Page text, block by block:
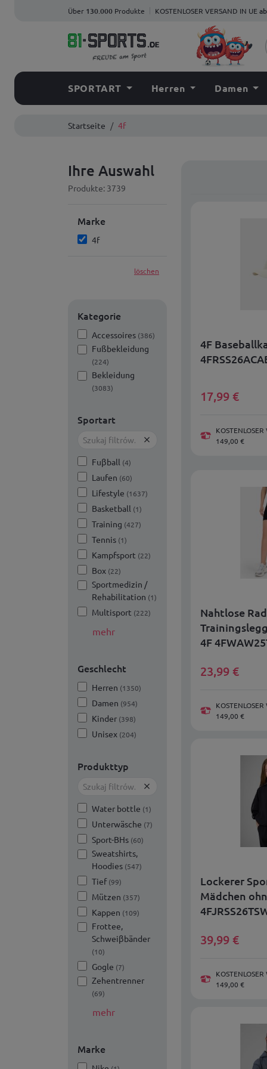
Über 130.000 Produkte KOSTENLOSER VERSAND IN UE
SPORTART Herren Damen
Startseite 4f
Ihre Auswahl
Produkte: 3739
Marke
4f
löschen
Kategorie
Accessoires (386)
Fußbekleidung
(224)
Bekleidung
(3083)
Sportart
Fuβball (4)
Laufen (60)
Lifestyle (1637)
Basketball (1)
Training (427)
Tennis (1)
Kampfsport (22)
Box (22)
Sportmedizin /
Rehabilitation (1)
Multisport (222)
mehr
Geschlecht
Herren (1350)
Damen (954)
Kinder (398)
Unisex (204)
Produkttyp
Water bottle (1)
Unterwäsche (7)
Sport-BHs (60)
Sweatshirts,
Hoodies (547)
Tief (99)
Mützen (357)
Kappen (109)
Frottee,
Schweiβbänder
(10)
Gogle (7)
Zehentrenner
(69)
mehr
Marke
4F
17,99 €
149,00 €
Nahtlose
4F
23,99 €
149,00 €
Lockerer
Mädchen
39,99 €
149,00 €